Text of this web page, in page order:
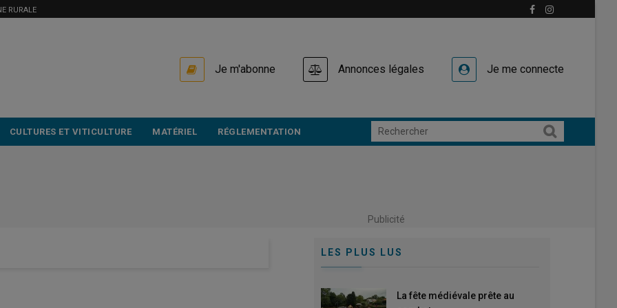
RURALE
Je m'abonne Annonces légales Je me connecte
CULTURES ET VITICULTURE MATÉRIEL RÉGLEMENTATION
Publicité
LES PLUS LUS
La fête médiévale prête au